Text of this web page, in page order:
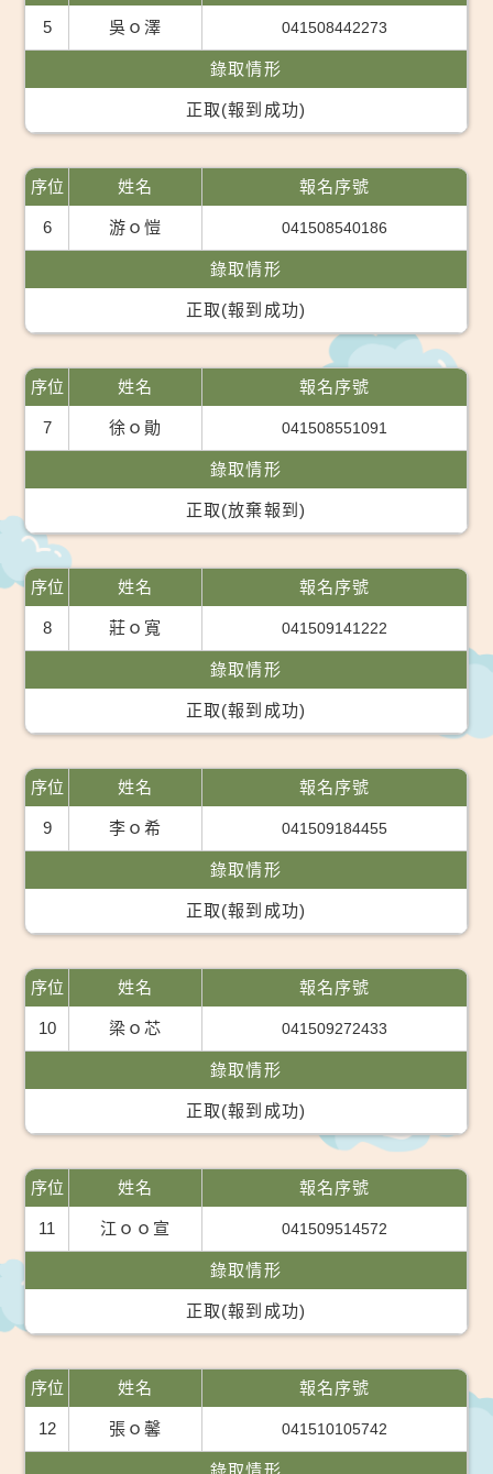
5 吳ｏ澤 041508442273
錄取情形
正取(報到成功)
序位
6
姓名
游ｏ愷
報名序號
041508540186
錄取情形
正取(報到成功)
序位
7
姓名
徐ｏ勛
報名序號
041508551091
錄取情形
正取(放棄報到)
序位
8
姓名
莊ｏ寬
報名序號
041509141222
錄取情形
正取(報到成功)
序位
9
姓名
李ｏ希
報名序號
041509184455
錄取情形
正取(報到成功)
序位
10
姓名
梁ｏ芯
報名序號
041509272433
錄取情形
正取(報到成功)
序位
11
姓名
江ｏｏ宣
報名序號
041509514572
錄取情形
正取(報到成功)
序位
12
姓名
張ｏ馨
報名序號
041510105742
錄取情形